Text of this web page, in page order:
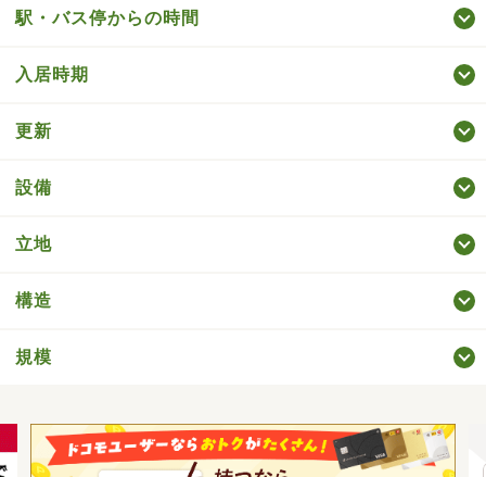
駅・バス停からの時間
入居時期
更新
設備
立地
構造
規模